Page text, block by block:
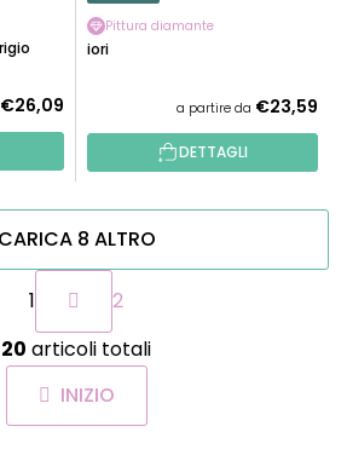
€26,09
Pittura diamante
Fiori
a partire da €23,59
DETTAGLI
C
o
n
t
r
CARICA 8 ALTRO
P
a
g
i
n
a
z
1
2
20 articoli totali
INIZIO